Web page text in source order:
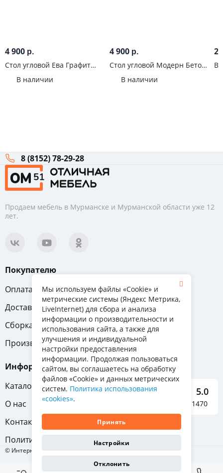
4 900 р.
Стол угловой Ева Графит
В наличии
4 900 р.
Стол угловой Модерн Бетон
В наличии
2
8 (8152) 78-29-28
Продаем мебель в Мурманске и Мурманской области уже 12
лет.
Покупателю
Оплата
Вопрос-ответ
Доставка
Обмен и возврат
Сборка
Гарантия
Производители
Информация
Каталог мебели
О нас
Контакты
Политика конфиденциальности
5.0
Отзывы о нас 1470
© Интернет-магазин «Отличная мебель», 2011-2026
Мы используем файлы «Cookie» и
метрические системы (Яндекс Метрика,
LiveInternet) для сбора и анализа
информации о производительности и
использования сайта, а также для
улучшения и индивидуальной
настройки предоставления
информации. Продолжая пользоваться
сайтом, вы соглашаетесь на обработку
файлов «Cookie» и данных метрических
систем. Политика использования
«cookies».
Принять
Настройки
Отклонить